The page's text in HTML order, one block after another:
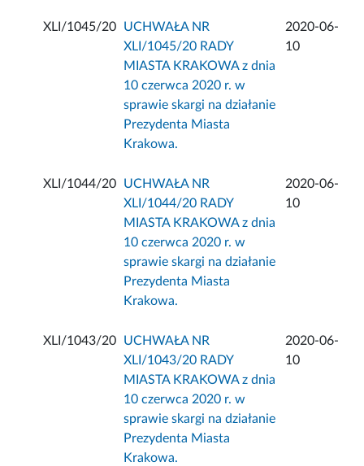
XLI/1045/20
UCHWAŁA NR
XLI/1045/20 RADY
MIASTA KRAKOWA z dnia
10 czerwca 2020 r. w
sprawie skargi na działanie
Prezydenta Miasta
Krakowa.
2020-06-
10
XLI/1044/20
UCHWAŁA NR
XLI/1044/20 RADY
MIASTA KRAKOWA z dnia
10 czerwca 2020 r. w
sprawie skargi na działanie
Prezydenta Miasta
Krakowa.
2020-06-
10
XLI/1043/20
UCHWAŁA NR
XLI/1043/20 RADY
MIASTA KRAKOWA z dnia
10 czerwca 2020 r. w
sprawie skargi na działanie
Prezydenta Miasta
Krakowa.
2020-06-
10